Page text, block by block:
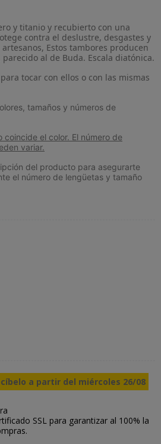
y titanio y recubierto con una
contra el deslustre, desgastes y
Estos tambores producen
al de Buda. Escala diatónica.
tocar con ellos o con las mismas
tamaños y números de
coincide el color. El número de
variar.
del producto para asegurarte
el número de lengüetas y tamaño
a partir del miércoles 26/08
SSL para garantizar al 100% la